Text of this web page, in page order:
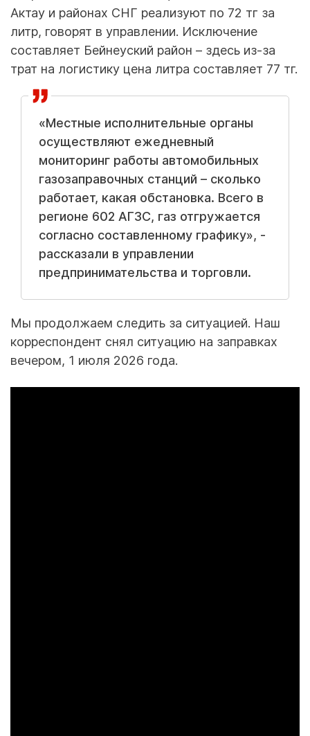
Актау и районах СНГ реализуют по 72 тг за
литр, говорят в управлении. Исключение
составляет Бейнеуский район – здесь из-за
трат на логистику цена литра составляет 77 тг.
«Местные исполнительные органы
осуществляют ежедневный
мониторинг работы автомобильных
газозаправочных станций – сколько
работает, какая обстановка. Всего в
регионе 602 АГЗС, газ отгружается
согласно составленному графику», -
рассказали в управлении
предпринимательства и торговли.
Мы продолжаем следить за ситуацией. Наш
корреспондент снял ситуацию на заправках
вечером, 1 июля 2026 года.